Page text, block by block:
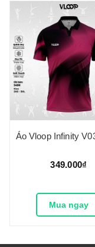
349.000₫
Mua ngay